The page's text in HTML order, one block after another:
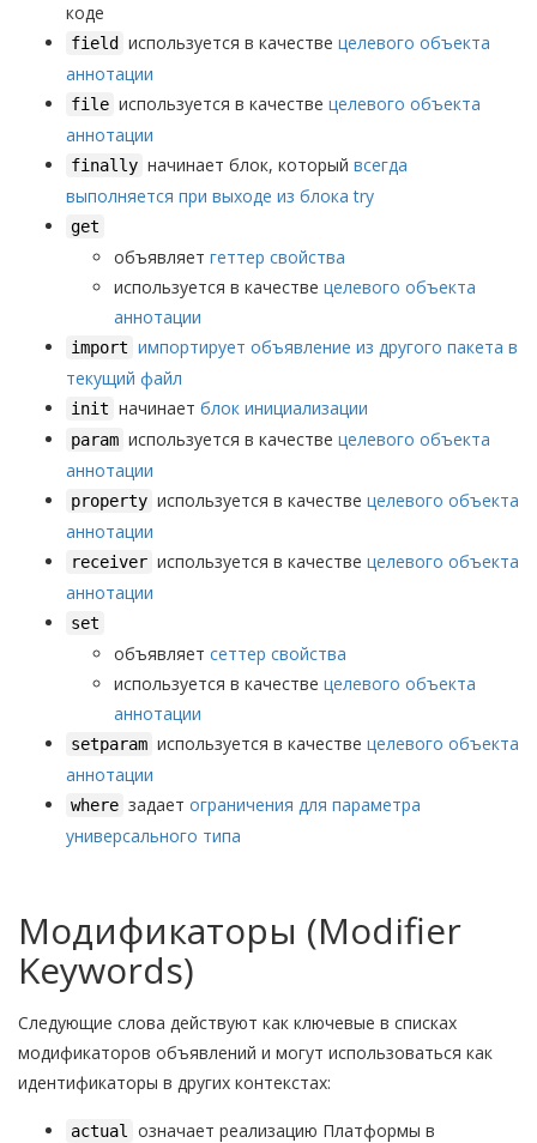
коде
field используется в качестве целевого объекта
аннотации
file используется в качестве целевого объекта
аннотации
finally начинает блок, который всегда
выполняется при выходе из блока try
get
объявляет геттер свойства
используется в качестве целевого объекта
аннотации
import импортирует объявление из другого пакета в
текущий файл
init начинает блок инициализации
param используется в качестве целевого объекта
аннотации
property используется в качестве целевого объекта
аннотации
receiver используется в качестве целевого объекта
аннотации
set
объявляет сеттер свойства
используется в качестве целевого объекта
аннотации
setparam используется в качестве целевого объекта
аннотации
where задает ограничения для параметра
универсального типа
Модификаторы (Modifier
Keywords)
Следующие слова действуют как ключевые в списках
модификаторов объявлений и могут использоваться как
идентификаторы в других контекстах:
actual
означает реализацию Платформы в